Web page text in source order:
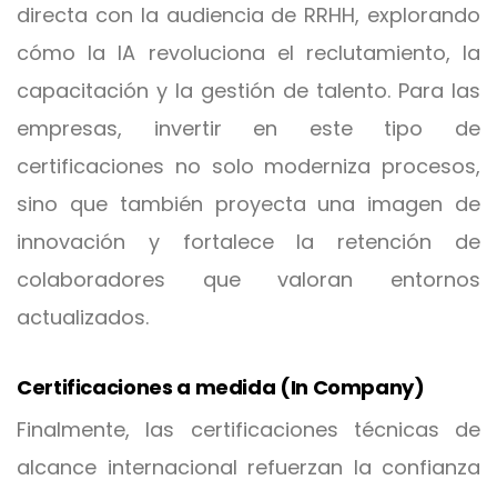
directa con la audiencia de RRHH, explorando
cómo la IA revoluciona el reclutamiento, la
capacitación y la gestión de talento. Para las
empresas, invertir en este tipo de
certificaciones no solo moderniza procesos,
sino que también proyecta una imagen de
innovación y fortalece la retención de
colaboradores que valoran entornos
actualizados.
Certificaciones a medida (In Company)
Finalmente, las certificaciones técnicas de
alcance internacional refuerzan la confianza